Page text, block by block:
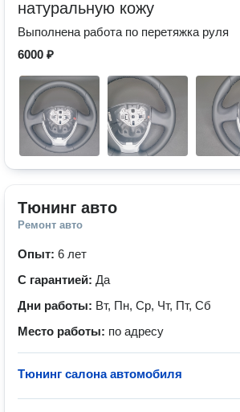
натуральную кожу
Выполнена работа по перетяжка руля
6000 ₽
Тюнинг авто
Ремонт авто
Опыт: 6 лет
С гарантией: Да
Дни работы: Вт, Пн, Ср, Чт, Пт, Сб
Место работы: по адресу
Тюнинг салона автомобиля